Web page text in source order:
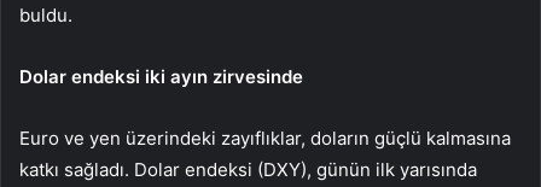
buldu.
Dolar endeksi iki ayın zirvesinde
Euro ve yen üzerindeki zayıflıklar, doların güçlü kalmasına
katkı sağladı. Dolar endeksi (DXY), günün ilk yarısında